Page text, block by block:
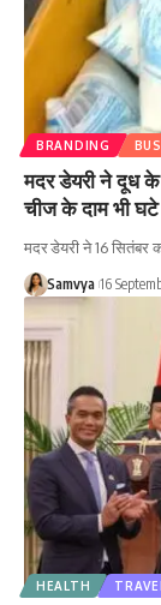
BRANDING
मदर डेयरी ने दूध के
चीज के दाम भी
मदर डेयरी ने 16 सितंबर
Samvya 16
HEALTH